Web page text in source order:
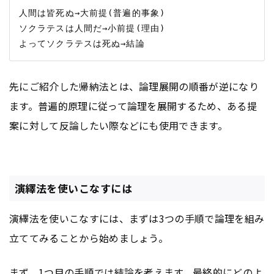
人間は皆死ぬ→大前提(普遍的事象)
ソクラテスは人間だ→小前提(理由)
先にご紹介した帰納法とは、論理展開の順番が逆になり
ます。普遍的原理に従って論理を展開するため、ある提
案に対して反論したい際などにも使用できます。
演繹法を使いこなすには
演繹法を使いこなすには、まずは3つの手順で論理を組み
立ててみることから始めましょう。